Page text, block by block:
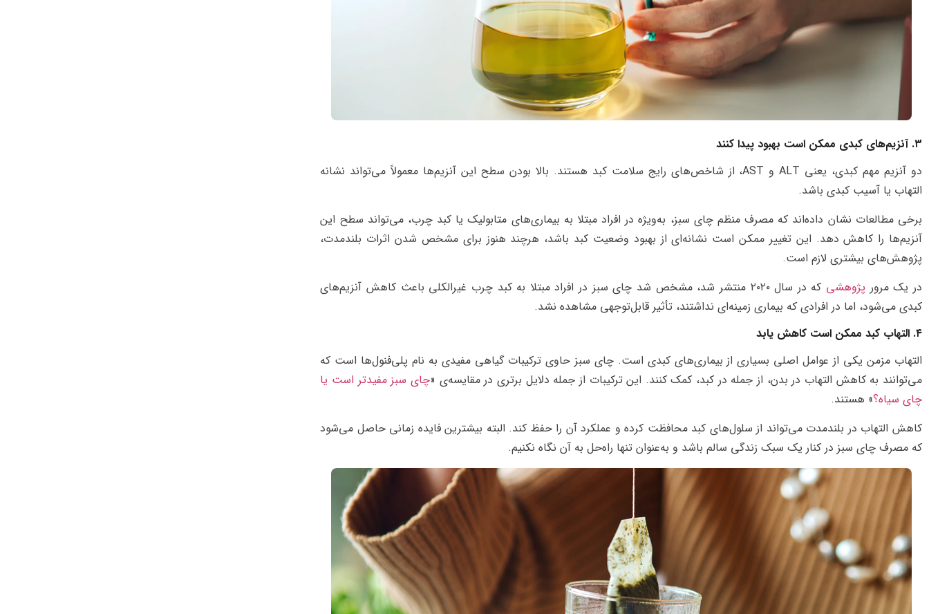
۳. آنزیم‌های کبدی ممکن است بهبود پیدا کنند
دو آنزیم مهم کبدی، یعنی ALT و AST، از شاخص‌های رایج سلامت کبد هستند. بالا بودن سطح این آنزیم‌ها معمولاً می‌تواند نشانه
التهاب یا آسیب کبدی باشد.
برخی مطالعات نشان داده‌اند که مصرف منظم چای سبز، به‌ویژه در افراد مبتلا به بیماری‌های متابولیک یا کبد چرب، می‌تواند سطح این
آنزیم‌ها را کاهش دهد. این تغییر ممکن است نشانه‌ای از بهبود وضعیت کبد باشد، هرچند هنوز برای مشخص شدن اثرات بلندمدت،
پژوهش‌های بیشتری لازم است.
در یک مرور پژوهشی
که در سال ۲۰۲۰ منتشر شد، مشخص شد چای سبز در افراد مبتلا به کبد چرب غیرالکلی باعث کاهش آنزیم‌های
کبدی می‌شود، اما در افرادی که بیماری زمینه‌ای نداشتند، تأثیر قابل‌توجهی مشاهده نشد.
۴. التهاب کبد ممکن است کاهش یابد
التهاب مزمن یکی از عوامل اصلی بسیاری از بیماری‌های کبدی است. چای سبز حاوی ترکیبات گیاهی مفیدی به نام پلی‌فنول‌ها است که
می‌توانند به کاهش التهاب در بدن، از جمله در کبد، کمک کنند. این ترکیبات از جمله دلایل برتری در مقایسه‌ی «چای سبز مفیدتر است یا
چای سیاه؟» هستند.
کاهش التهاب در بلندمدت می‌تواند از سلول‌های کبد محافظت کرده و عملکرد آن را حفظ کند. البته بیشترین فایده زمانی حاصل می‌شود
که مصرف چای سبز در کنار یک سبک زندگی سالم باشد و به‌عنوان تنها راه‌حل به آن نگاه نکنیم.